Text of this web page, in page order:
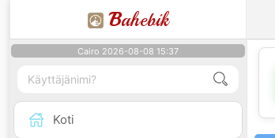
Bahebik
Cairo 2026-08-08 15:37
Koti